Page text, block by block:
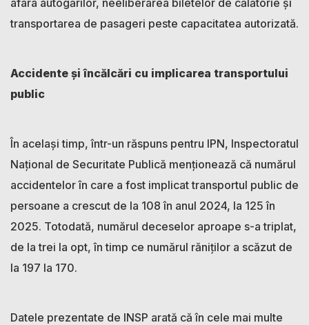
transportarea de pasageri peste capacitatea autorizată.
Accidente și încălcări cu implicarea transportului
public
În același timp, într-un răspuns pentru IPN, Inspectoratul
Național de Securitate Publică menționează că numărul
accidentelor în care a fost implicat transportul public de
persoane a crescut de la 108 în anul 2024, la 125 în
2025. Totodată, numărul deceselor aproape s-a triplat,
de la trei la opt, în timp ce numărul răniților a scăzut de
la 197 la 170.
Datele prezentate de INSP arată că în cele mai multe